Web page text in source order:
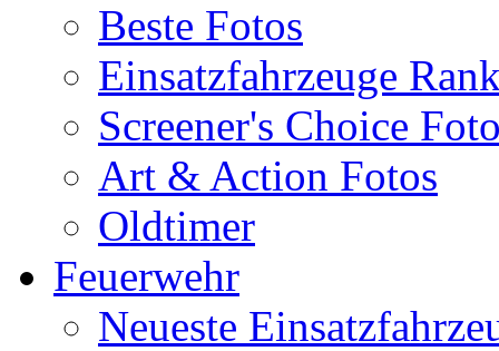
Beste Fotos
Einsatzfahrzeuge
Screener's Choice
Art & Action Fotos
Oldtimer
Feuerwehr
Neueste